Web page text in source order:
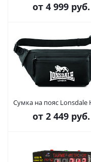
от 4 999 руб.
Сумка на пояс Lonsdale
от 2 449 руб.